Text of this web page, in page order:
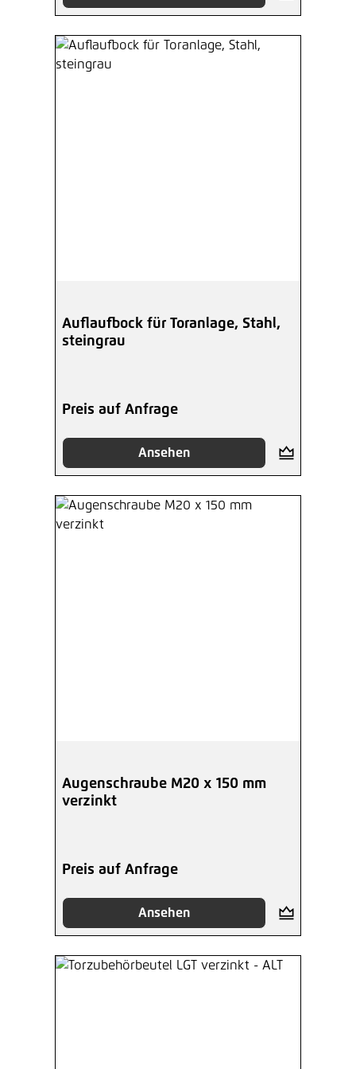
Auflaufbock für Toranlage, Stahl,
steingrau
Preis auf Anfrage
Ansehen
Augenschraube M20 x 150 mm
verzinkt
Preis auf Anfrage
Ansehen